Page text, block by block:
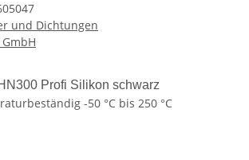
und Dichtungen
Profi Silikon schwarz
-50 °C bis 250 °C